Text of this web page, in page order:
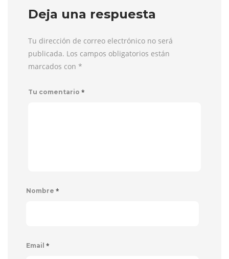
Deja una respuesta
Tu dirección de correo electrónico no será
publicada. Los campos obligatorios están
marcados con *
Tu comentario *
Nombre *
Email *